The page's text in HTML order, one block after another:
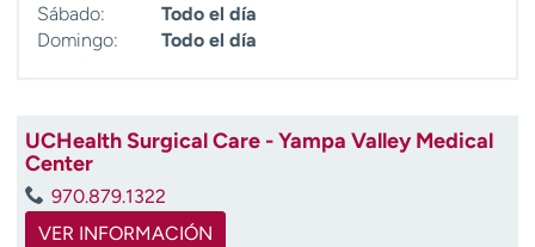
Sábado:
Todo el día
Domingo:
Todo el día
UCHealth Surgical Care - Yampa Valley Medical
Center
970.879.1322
VER INFORMACIÓN